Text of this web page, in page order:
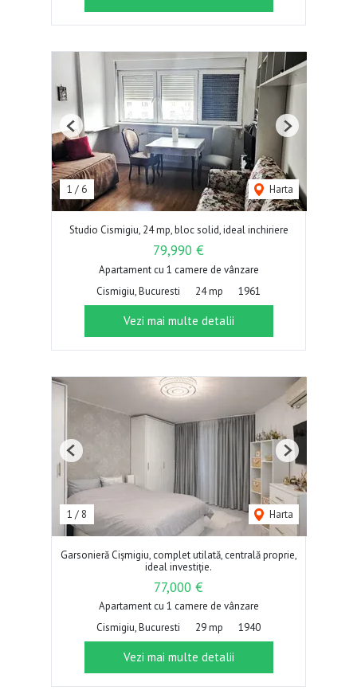
1 / 6 Harta
Previous Next
Studio Cismigiu, 24 mp, bloc solid, ideal inchiriere
79,990 €
Apartament cu 1 camere de vânzare
Cismigiu, Bucuresti
24 mp 1961
Vezi mai multe detalii
1 / 8 Harta
Previous Next
Garsonieră Cișmigiu, complet utilată, centrală proprie,
ideal investiție.
77,000 €
Apartament cu 1 camere de vânzare
Cismigiu, Bucuresti
29 mp 1940
Vezi mai multe detalii